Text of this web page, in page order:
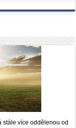
stále více oddělenou od